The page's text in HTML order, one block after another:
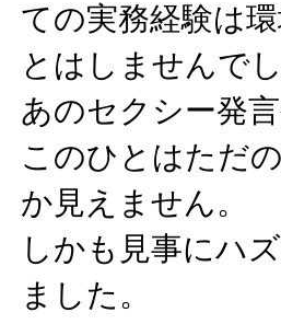
ての実務経験は
とはしませんで
あのセクシー発
このひとはただ
か見えません。
しかも見事にハ
ました。